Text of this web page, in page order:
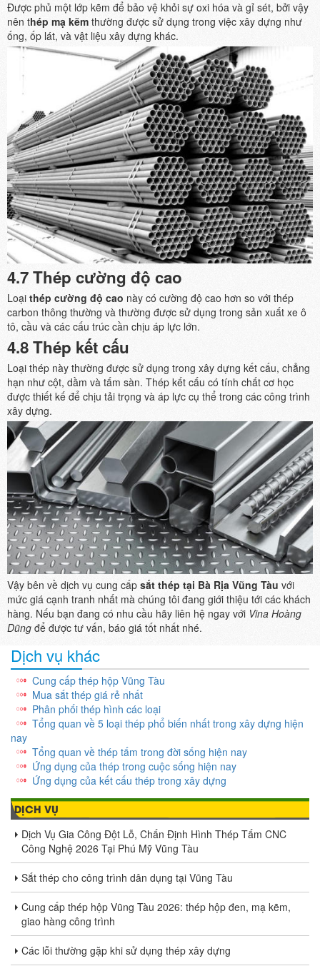
Được phủ một lớp kẽm để bảo vệ khỏi sự oxi hóa và gỉ sét, bởi vậy
nên thép mạ kẽm thường được sử dụng trong việc xây dựng như
ống, ốp lát, và vật liệu xây dựng khác.
4.7 Thép cường độ cao
Loại thép cường độ cao này có cường độ cao hơn so với thép
carbon thông thường và thường được sử dụng trong sản xuất xe ô
tô, cầu và các cấu trúc cần chịu áp lực lớn.
4.8 Thép kết cấu
Loại thép này thường được sử dụng trong xây dựng kết cấu, chẳng
hạn như cột, dầm và tấm sàn. Thép kết cấu có tính chất cơ học
được thiết kế để chịu tải trọng và áp lực cụ thể trong các công trình
xây dựng.
Vậy bên về dịch vụ cung cấp sắt thép tại Bà Rịa Vũng Tàu với
mức giá cạnh tranh nhất mà chúng tôi đang giới thiệu tới các khách
hàng. Nếu bạn đang có nhu cầu hãy liên hệ ngay với Vina Hoàng
Dũng để được tư vấn, báo giá tốt nhất nhé.
Dịch vụ khác
Cung cấp thép hộp Vũng Tàu
Mua sắt thép giá rẻ nhất
Phân phối thép hình các loại
Tổng quan về 5 loại thép phổ biến nhất trong xây dựng hiện
nay
Tổng quan về thép tấm trong đời sống hiện nay
Ứng dụng của thép trong cuộc sống hiện nay
Ứng dụng của kết cấu thép trong xây dựng
DỊCH VỤ
Dịch Vụ Gia Công Đột Lỗ, Chấn Định Hình Thép Tấm CNC
Công Nghệ 2026 Tại Phú Mỹ Vũng Tàu
Sắt thép cho công trình dân dụng tại Vũng Tàu
Cung cấp thép hộp Vũng Tàu 2026: thép hộp đen, mạ kẽm,
giao hàng công trình
Các lỗi thường gặp khi sử dụng thép xây dựng